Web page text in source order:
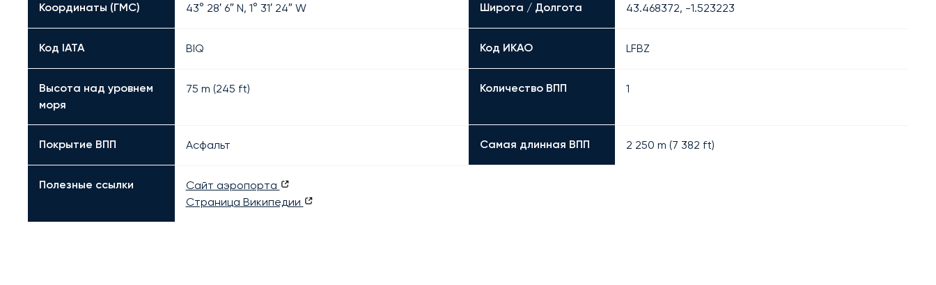
Координаты (ГМС) 43° 28′ 6″ N, 1° 31′ 24″ W Широта / Долгота 43.468372, -1.523223
Код IATA BIQ Код ИКАО LFBZ
Высота над уровнем
моря
75 m (245 ft) Количество ВПП 1
Покрытие ВПП Асфальт Самая длинная ВПП 2 250 m (7 382 ft)
Полезные ссылки
Сайт аэропорта
Страница Википедии